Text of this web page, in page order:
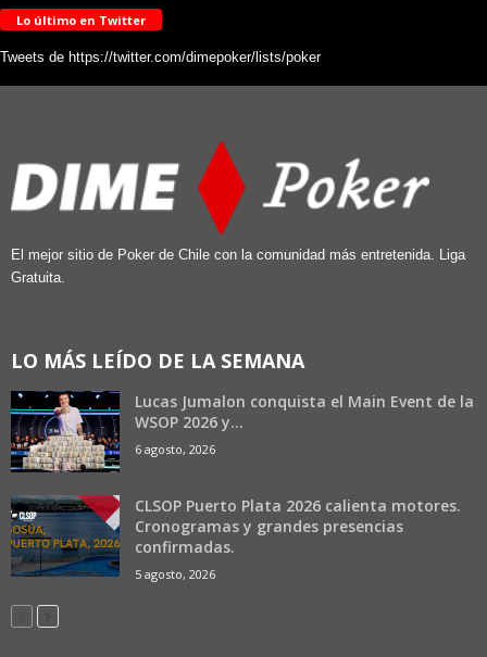
Lo último en Twitter
Tweets de https://twitter.com/dimepoker/lists/poker
El mejor sitio de Poker de Chile con la comunidad más entretenida. Liga
Gratuita.
LO MÁS LEÍDO DE LA SEMANA
Lucas Jumalon conquista el Main Event de la
WSOP 2026 y...
6 agosto, 2026
CLSOP Puerto Plata 2026 calienta motores.
Cronogramas y grandes presencias
confirmadas.
5 agosto, 2026